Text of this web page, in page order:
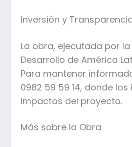
Inversión y
La obra, ejecutada por
Desarrollo de América
Para mantener
0982 59 59 14, donde
impactos del proyecto.
Más sobre la Obra